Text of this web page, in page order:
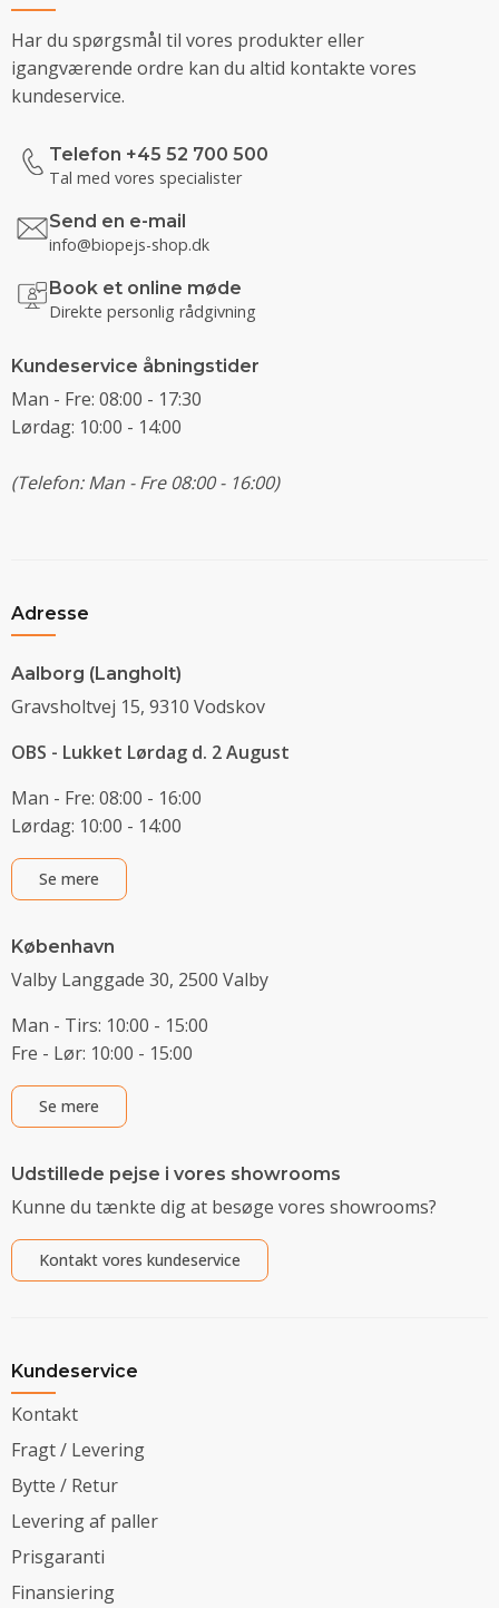
Har du spørgsmål til vores produkter eller
igangværende ordre kan du altid kontakte vores
kundeservice.
Telefon +45 52 700 500
Tal med vores specialister
Send en e-mail
info@biopejs-shop.dk
Book et online møde
Direkte personlig rådgivning
Kundeservice åbningstider
Man - Fre: 08:00 - 17:30
Lørdag: 10:00 - 14:00
(Telefon: Man - Fre 08:00 - 16:00)
Adresse
Aalborg (Langholt)
Gravsholtvej 15, 9310 Vodskov
OBS - Lukket Lørdag d. 2 August
Man - Fre: 08:00 - 16:00
Lørdag: 10:00 - 14:00
Se mere
København
Valby Langgade 30, 2500 Valby
Man - Tirs: 10:00 - 15:00
Fre - Lør: 10:00 - 15:00
Se mere
Udstillede pejse i vores showrooms
Kunne du tænkte dig at besøge vores showrooms?
Kontakt vores kundeservice
Kundeservice
Kontakt
Fragt / Levering
Bytte / Retur
Levering af paller
Prisgaranti
Finansiering